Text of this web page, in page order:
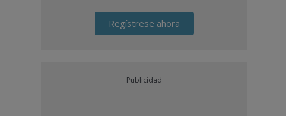
Regístrese ahora
Publicidad